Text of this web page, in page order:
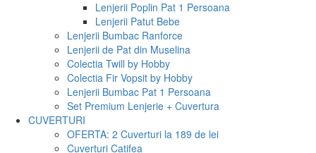
Lenjerii Poplin Pat 1 Persoana
Lenjerii Patut Bebe
Lenjerii Bumbac Ranforce
Lenjerii de Pat din Muselina
Colectia Twill by Hobby
Colectia Fir Vopsit by Hobby
Lenjerii Bumbac Pat 1 Persoana
Set Premium Lenjerie + Cuvertura
CUVERTURI
OFERTA: 2 Cuverturi la 189 de lei
Cuverturi Catifea